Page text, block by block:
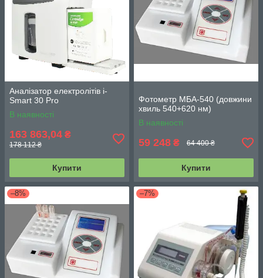
Аналізатор електролітів i-
Smart 30 Pro
В наявності
163 863,04 ₴
178 112 ₴
Купити
Фотометр МБА-540 (довжини
хвиль 540+620 нм)
В наявності
59 248 ₴ 64 400 ₴
Купити
–8% –7%